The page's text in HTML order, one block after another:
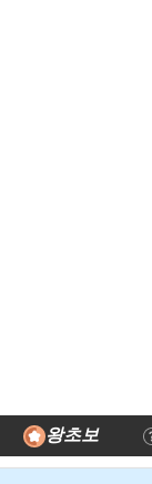
왕초보